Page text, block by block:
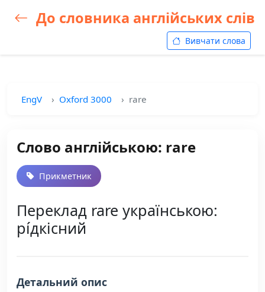
До словника англійських слів
Вивчати слова
EngV Oxford 3000 rare
Слово англійською: rare
Прикметник
Переклад rare українською:
рі́дкісний
Детальний опис